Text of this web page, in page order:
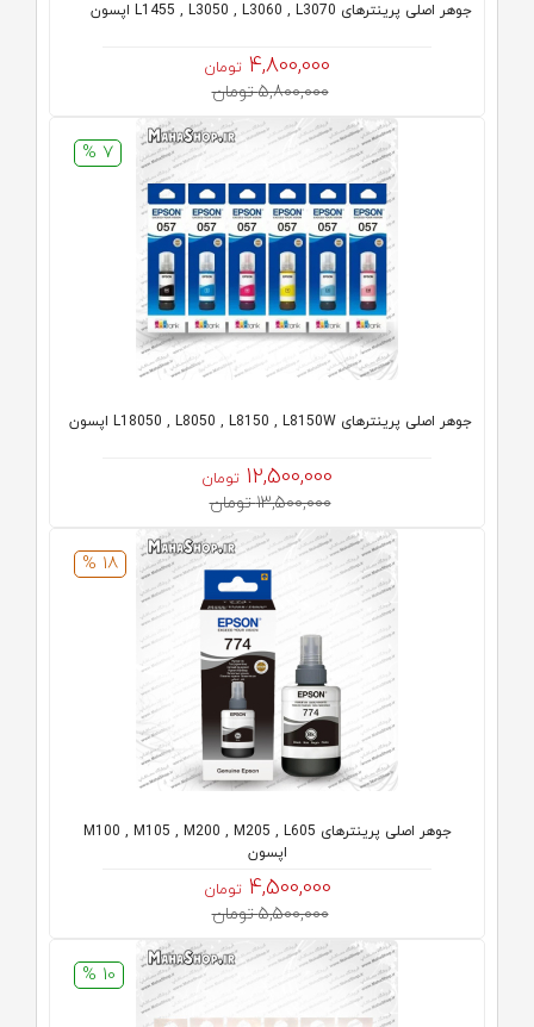
جوهر اصلی پرینترهای L1455 , L3050 , L3060 , L3070 اپسون
4,800,000 تومان
5,800,000 تومان
7 %
جوهر اصلی پرینترهای L18050 , L8050 , L8150 , L8150W اپسون
12,500,000 تومان
13,500,000 تومان
18 %
جوهر اصلی پرینترهای M100 , M105 , M200 , M205 , L605
اپسون
4,500,000 تومان
5,500,000 تومان
10 %